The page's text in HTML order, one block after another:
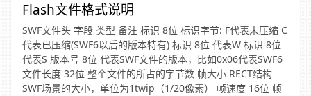
Flash文件格式说明
SWF文件头 字段 类型 备注 标识 8位 标识字节: F代表未压缩 C
代表已压缩(SWF6以后的版本特有) 标识 8位 代表W 标识 8位
代表S 版本号 8位 代表SWF文件的版本，比如0x06代表SWF6
文件长度 32位 整个文件的所占的字节数 帧大小 RECT结构
SWF场景的大小，单位为1twip（1/20像素） 帧速度 16位 帧